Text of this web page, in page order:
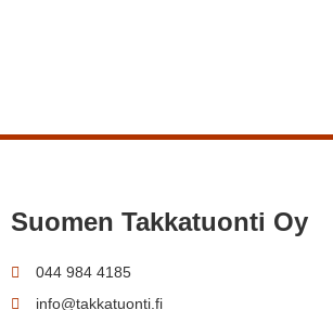
Suomen Takkatuonti Oy
044 984 4185
info@takkatuonti.fi